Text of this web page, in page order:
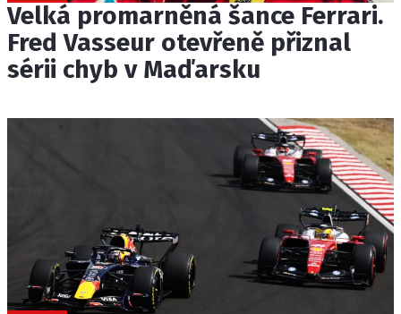
Velká promarněná šance Ferrari.
Fred Vasseur otevřeně přiznal
sérii chyb v Maďarsku